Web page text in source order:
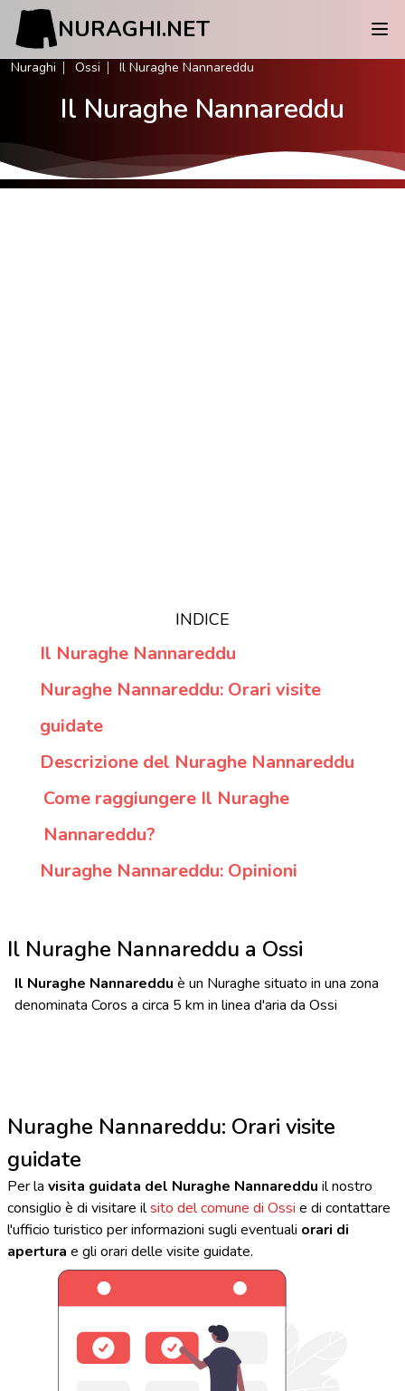
NURAGHI.NET
Nuraghi Ossi Il Nuraghe Nannareddu
Il Nuraghe Nannareddu
INDICE
Il Nuraghe Nannareddu
Nuraghe Nannareddu: Orari visite
guidate
Descrizione del Nuraghe Nannareddu
Come raggiungere Il Nuraghe
Nannareddu?
Nuraghe Nannareddu: Opinioni
Il Nuraghe Nannareddu a Ossi
Il Nuraghe Nannareddu è un Nuraghe situato in una zona
denominata Coros a circa 5 km in linea d'aria da Ossi
Nuraghe Nannareddu: Orari visite
guidate
Per la visita guidata del Nuraghe Nannareddu il nostro
consiglio è di visitare ilsito del comune di Ossi e di contattare
l'ufficio turistico per informazioni sugli eventuali orari di
apertura e gli orari delle visite guidate.